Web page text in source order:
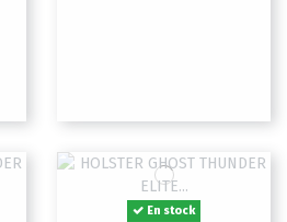
En stock